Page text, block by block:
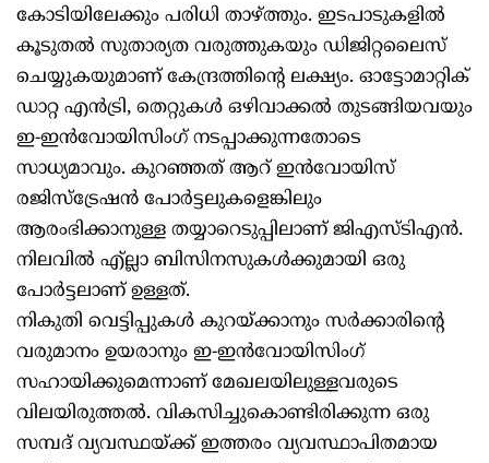
കോടിയിലേക്കും പരിധി താഴ്ത്തും. ഇടപാടുകളില്‍
കൂടുതല്‍ സുതാര്യത വരുത്തുകയും ഡിജിറ്റലൈസ്
ചെയ്യുകയുമാണ് കേന്ദ്രത്തിന്റെ ലക്ഷ്യം. ഓട്ടോമാറ്റിക്
ഡാറ്റ എന്‍ട്രി, തെറ്റുകള്‍ ഒഴിവാക്കല്‍ തുടങ്ങിയവയും
ഇ-ഇന്‍വോയിസിംഗ് നടപ്പാക്കുന്നതോടെ
സാധ്യമാവും. കുറഞ്ഞത് ആറ് ഇന്‍വോയിസ്
രജിസ്‌ട്രേഷന്‍ പോര്‍ട്ടലുകളെങ്കിലും
ആരംഭിക്കാനുള്ള തയ്യാറെടുപ്പിലാണ് ജിഎസ്ടിഎന്‍.
നിലവില്‍ എ്ല്ലാ ബിസിനസുകള്‍ക്കുമായി ഒരു
പോര്‍ട്ടലാണ് ഉള്ളത്.
നികുതി വെട്ടിപ്പുകള്‍ കുറയ്ക്കാനും സര്‍ക്കാരിന്റെ
വരുമാനം ഉയരാനും ഇ-ഇന്‍വോയിസിംഗ്
സഹായിക്കുമെന്നാണ് മേഖലയിലുള്ളവരുടെ
വിലയിരുത്തല്‍. വികസിച്ചുകൊണ്ടിരിക്കുന്ന ഒരു
സമ്പദ് വ്യവസ്ഥയ്ക്ക് ഇത്തരം വ്യവസ്ഥാപിതമായ